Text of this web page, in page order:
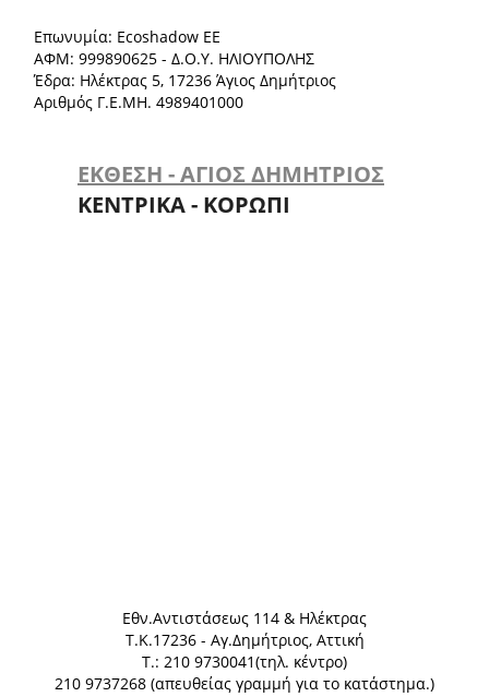
Επωνυμία: Ecoshadow ΕΕ
ΑΦΜ: 999890625 - Δ.Ο.Υ. ΗΛΙΟΥΠΟΛΗΣ
Έδρα: Ηλέκτρας 5, 17236 Άγιος Δημήτριος
Αριθμός Γ.Ε.ΜΗ. 4989401000
ΕΚΘΕΣΗ - ΑΓΙΟΣ ΔΗΜΗΤΡΙΟΣ
ΚΕΝΤΡΙΚΑ - ΚΟΡΩΠΙ
Eθν.Αντιστάσεως 114 & Ηλέκτρας
Τ.Κ.17236 - Αγ.Δημήτριος, Αττική
Τ.: 210 9730041(τηλ. κέντρο)
210 9737268 (απευθείας γραμμή για το κατάστημα.)